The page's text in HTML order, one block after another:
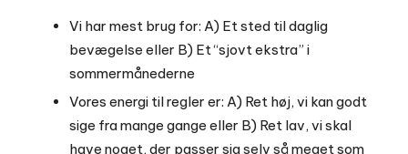
Vi har mest brug for: A) Et sted til daglig
bevægelse eller B) Et “sjovt ekstra” i
sommermånederne
Vores energi til regler er: A) Ret høj, vi kan godt
sige fra mange gange eller B) Ret lav, vi skal
have noget, der passer sig selv så meget som